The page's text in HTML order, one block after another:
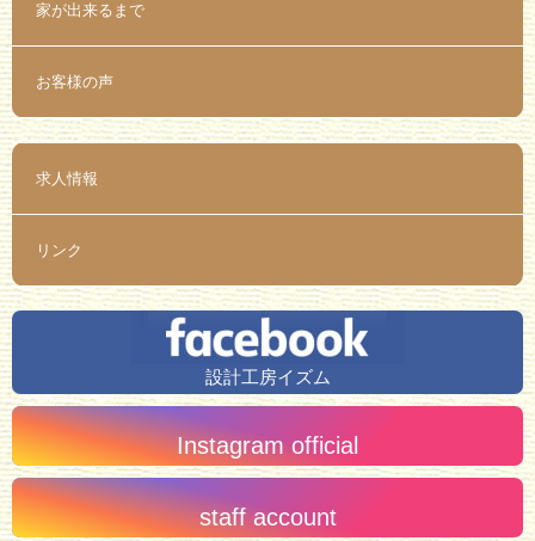
家が出来るまで
お客様の声
求人情報
リンク
設計工房イズム
Instagram official
staff account